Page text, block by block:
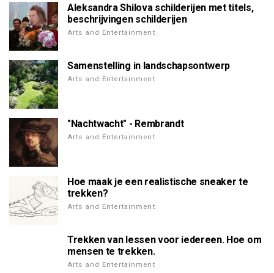
Aleksandra Shilova schilderijen met titels,
beschrijvingen schilderijen
Arts and Entertainment
Samenstelling in landschapsontwerp
Arts and Entertainment
"Nachtwacht" - Rembrandt
Arts and Entertainment
Hoe maak je een realistische sneaker te
trekken?
Arts and Entertainment
Trekken van lessen voor iedereen. Hoe om
mensen te trekken.
Arts and Entertainment